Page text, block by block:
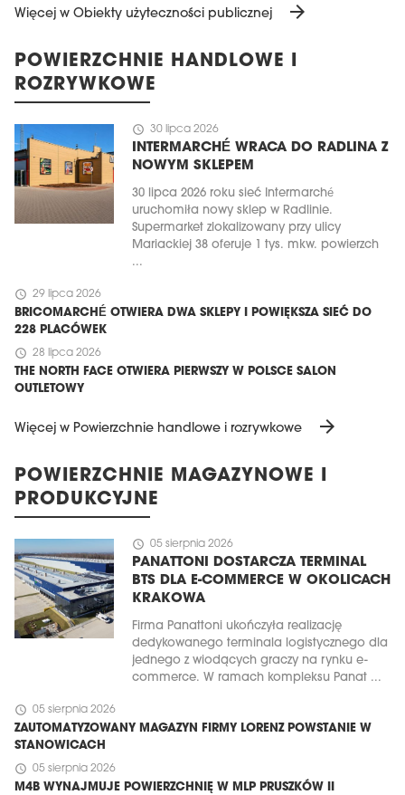
Więcej w Obiekty użyteczności publicznej arrow_forward
POWIERZCHNIE HANDLOWE I
ROZRYWKOWE
schedule 30 lipca 2026
INTERMARCHÉ WRACA DO RADLINA Z
NOWYM SKLEPEM
30 lipca 2026 roku sieć Intermarché
uruchomiła nowy sklep w Radlinie.
Supermarket zlokalizowany przy ulicy
Mariackiej 38 oferuje 1 tys. mkw. powierzch
...
schedule 29 lipca 2026
BRICOMARCHÉ OTWIERA DWA SKLEPY I POWIĘKSZA SIEĆ DO
228 PLACÓWEK
schedule 28 lipca 2026
THE NORTH FACE OTWIERA PIERWSZY W POLSCE SALON
OUTLETOWY
Więcej w Powierzchnie handlowe i rozrywkowe arrow_forward
POWIERZCHNIE MAGAZYNOWE I
PRODUKCYJNE
schedule 05 sierpnia 2026
PANATTONI DOSTARCZA TERMINAL
BTS DLA E-COMMERCE W OKOLICACH
KRAKOWA
Firma Panattoni ukończyła realizację
dedykowanego terminala logistycznego dla
jednego z wiodących graczy na rynku e-
commerce. W ramach kompleksu Panat ...
schedule 05 sierpnia 2026
ZAUTOMATYZOWANY MAGAZYN FIRMY LORENZ POWSTANIE W
STANOWICACH
schedule 05 sierpnia 2026
M4B WYNAJMUJE POWIERZCHNIĘ W MLP PRUSZKÓW II